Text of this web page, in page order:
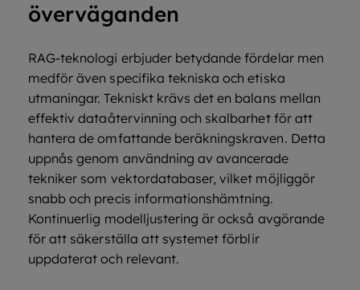
överväganden
RAG-teknologi erbjuder betydande fördelar men
medför även specifika tekniska och etiska
utmaningar. Tekniskt krävs det en balans mellan
effektiv dataåtervinning och skalbarhet för att
hantera de omfattande beräkningskraven. Detta
uppnås genom användning av avancerade
tekniker som vektordatabaser, vilket möjliggör
snabb och precis informationshämtning.
Kontinuerlig modelljustering är också avgörande
för att säkerställa att systemet förblir
uppdaterat och relevant.